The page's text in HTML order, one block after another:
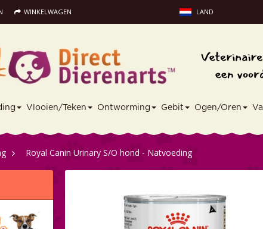
WINKELWAGEN LAND
Vlooien/Teken Ontworming Gebit Ogen/Oren
> Royal Canin Urinary S/O hond - Natvoeding